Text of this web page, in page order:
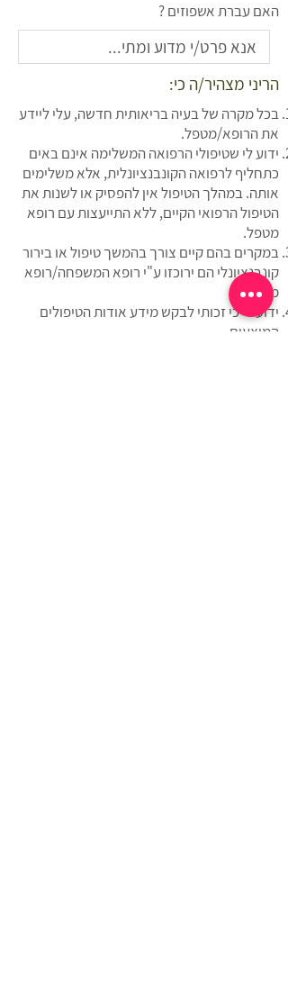
האם עברת אשפוזים ?
הריני מצהיר/ה כי:
בכל מקרה של בעיה בריאותית חדשה, עלי ליידע
את הרופא/מטפל.
ידוע לי שטיפולי הרפואה המשלימה אינם באים
כתחליף לרפואה הקונבנציונלית, אלא משלימים
אותה. במהלך הטיפול אין להפסיק או לשנות את
הטיפול הרפואי הקיים, ללא התייעצות עם רופא
מטפל.
במקרים בהם קיים צורך בהמשך טיפול או בירור
קונבנציונלי הם ירוכזו ע"י רופא המשפחה/רופא
מטפל.
ידוע לי כי זכותי לבקש מידע אודות הטיפולים
המוצעים.